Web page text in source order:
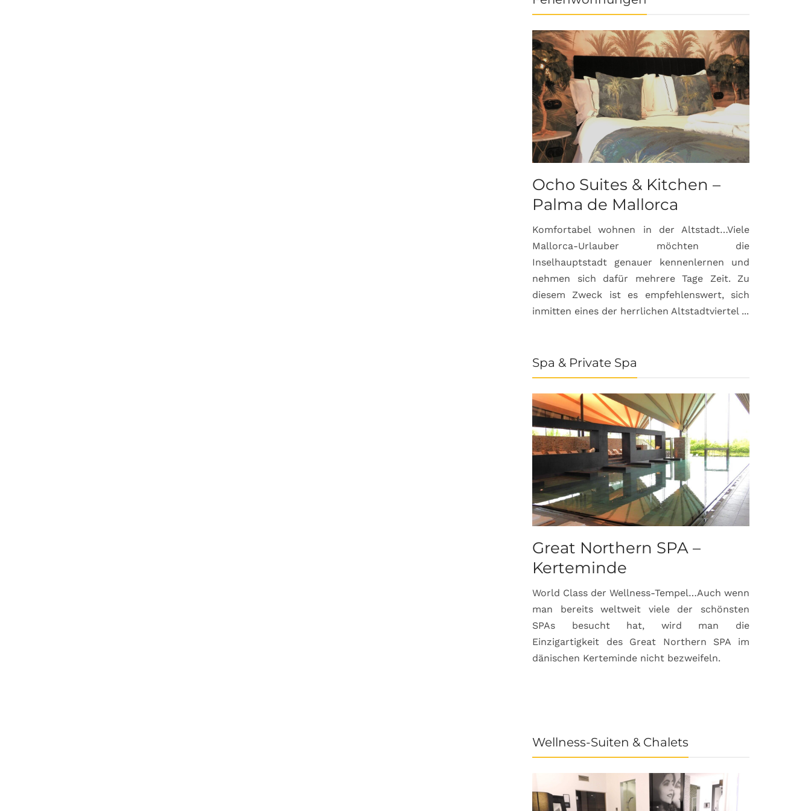
Ocho Suites & Kitchen –
Palma de Mallorca
Komfortabel wohnen in der Altstadt…Viele
Mallorca-Urlauber möchten die
Inselhauptstadt genauer kennenlernen und
nehmen sich dafür mehrere Tage Zeit. Zu
diesem Zweck ist es empfehlenswert, sich
inmitten eines der herrlichen Altstadtviertel ...
Spa & Private Spa
Great Northern SPA –
Kerteminde
World Class der Wellness-Tempel…Auch wenn
man bereits weltweit viele der schönsten
SPAs besucht hat, wird man die
Einzigartigkeit des Great Northern SPA im
dänischen Kerteminde nicht bezweifeln.
Wellness-Suiten & Chalets